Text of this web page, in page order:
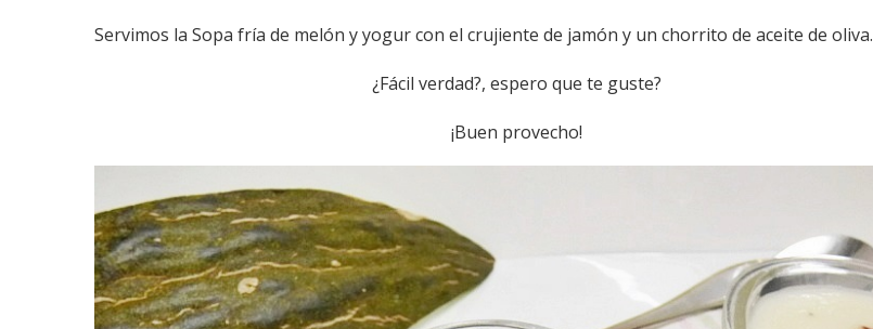
Servimos la Sopa fría de melón y yogur con el crujiente de jamón y un chorrito de aceite de oliva.
¿Fácil verdad?, espero que te guste?
¡Buen provecho!